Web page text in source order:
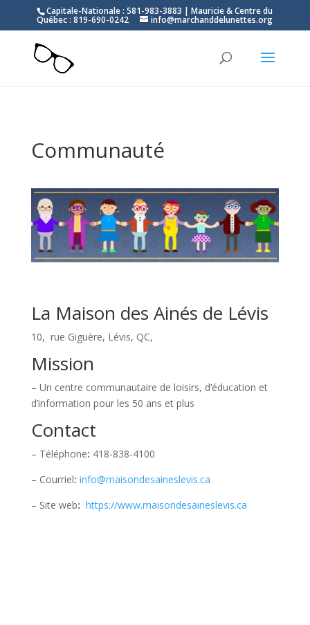
Capitale-Nationale : 581-983-3883 | Mauricie & Centre du
Québec : 819-690-0242 info@marchanddelunettes.org
Communauté
La Maison des Ainés de Lévis
10, rue Giguère, Lévis, QC,
Mission
– Un centre communautaire de loisirs, d’éducation et
d’information pour les 50 ans et plus
Contact
– Téléphone: 418-838-4100
– Courriel: info@maisondesaineslevis.ca
– Site web: https://www.maisondesaineslevis.ca